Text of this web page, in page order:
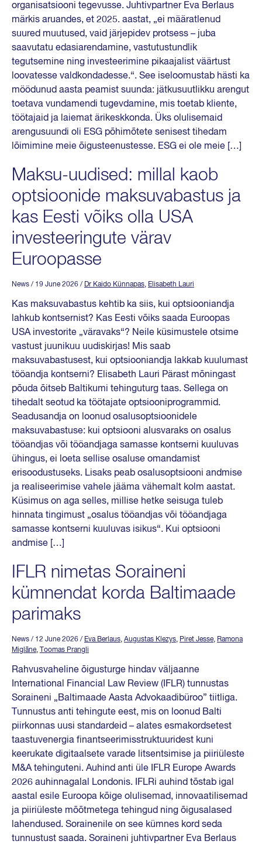
organisatsiooni tegevusse. Juhtivpartner Eva Berlaus
märkis aruandes, et 2025. aastat, „ei määratlenud
suured muutused, vaid järjepidev protsess – juba
saavutatu edasiarendamine, vastutustundlik
tegutsemine ning investeerimine pikaajalist väärtust
loovatesse valdkondadesse.“. See iseloomustab hästi ka
möödunud aasta peamist suunda: jätkusuutlikku arengut
toetava vundamendi tugevdamine, mis toetab kliente,
töötajaid ja laiemat ärikeskkonda. Üks olulisemaid
arengusuundi oli ESG põhimõtete senisest tihedam
lõimimine meie õigusteenustesse. ESG ei ole meie […]
Maksu-uudised: millal kaob
optsioonide maksuvabastus ja
kas Eesti võiks olla USA
investeeringute värav
Euroopasse
News / 19 June 2026 / Dr Kaido Künnapas, Elisabeth Lauri
Kas maksuvabastus kehtib ka siis, kui optsiooniandja
lahkub kontsernist? Kas Eesti võiks saada Euroopas
USA investorite „väravaks“? Neile küsimustele otsime
vastust juunikuu uudiskirjas! Mis saab
maksuvabastusest, kui optsiooniandja lakkab kuulumast
tööandja kontserni? Elisabeth Lauri Pärast mõningast
põuda õitseb Baltikumi tehinguturg taas. Sellega on
tihedalt seotud ka töötajate optsiooniprogrammid.
Seadusandja on loonud osalusoptsioonidele
maksuvabastuse: kui optsiooni alusvaraks on osalus
tööandjas või tööandjaga samasse kontserni kuuluvas
ühingus, ei loeta sellise osaluse omandamist
erisoodustuseks. Lisaks peab osalusoptsiooni andmise
ja realiseerimise vahele jääma vähemalt kolm aastat.
Küsimus on aga selles, millise hetke seisuga tuleb
hinnata tingimust „osalus tööandjas või tööandjaga
samasse kontserni kuuluvas isikus“. Kui optsiooni
andmise […]
IFLR nimetas Soraineni
kümnendat korda Baltimaade
parimaks
News / 12 June 2026 / Eva Berlaus, Augustas Klezys, Piret Jesse, Ramona
Miglāne, Toomas Prangli
Rahvusvaheline õigusturge hindav väljaanne
International Financial Law Review (IFLR) tunnustas
Soraineni „Baltimaade Aasta Advokaadibüroo” tiitliga.
Tunnustus anti tehingute eest, mis on loonud Balti
piirkonnas uusi standardeid – alates esmakordsetest
taastuvenergia finantseerimisstruktuuridest kuni
keerukate digitaalsete varade litsentsimise ja piiriüleste
M&A tehinguteni. Auhind anti üle IFLR Europe Awards
2026 auhinnagalal Londonis. IFLRi auhind tõstab igal
aastal esile Euroopa kõige olulisemad, innovaatilisemad
ja piiriüleste mõõtmetega tehingud ning õigusalased
lahendused. Sorainenile on see kümnes kord seda
tunnustust saada. Soraineni juhtivpartner Eva Berlaus